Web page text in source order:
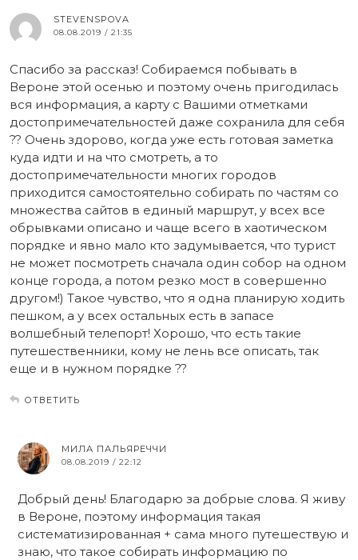
STEVENSPOVA
08.08.2019 / 21:35
Спасибо за рассказ! Собираемся побывать в
Вероне этой осенью и поэтому очень пригодилась
вся информация, а карту с Вашими отметками
достопримечательностей даже сохранила для себя
?? Очень здорово, когда уже есть готовая заметка
куда идти и на что смотреть, а то
достопримечательности многих городов
приходится самостоятельно собирать по частям со
множества сайтов в единый маршрут, у всех все
обрывками описано и чаще всего в хаотическом
порядке и явно мало кто задумывается, что турист
не может посмотреть сначала один собор на одном
конце города, а потом резко мост в совершенно
другом!) Такое чувство, что я одна планирую ходить
пешком, а у всех остальных есть в запасе
волшебный телепорт! Хорошо, что есть такие
путешественники, кому не лень все описать, так
еще и в нужном порядке ??
ОТВЕТИТЬ
МИЛА ПАЛЬЯРЕЧЧИ
08.08.2019 / 22:12
Добрый день! Благодарю за добрые слова. Я живу
в Вероне, поэтому информация такая
систематизированная + сама много путешествую и
знаю, что такое собирать информацию по